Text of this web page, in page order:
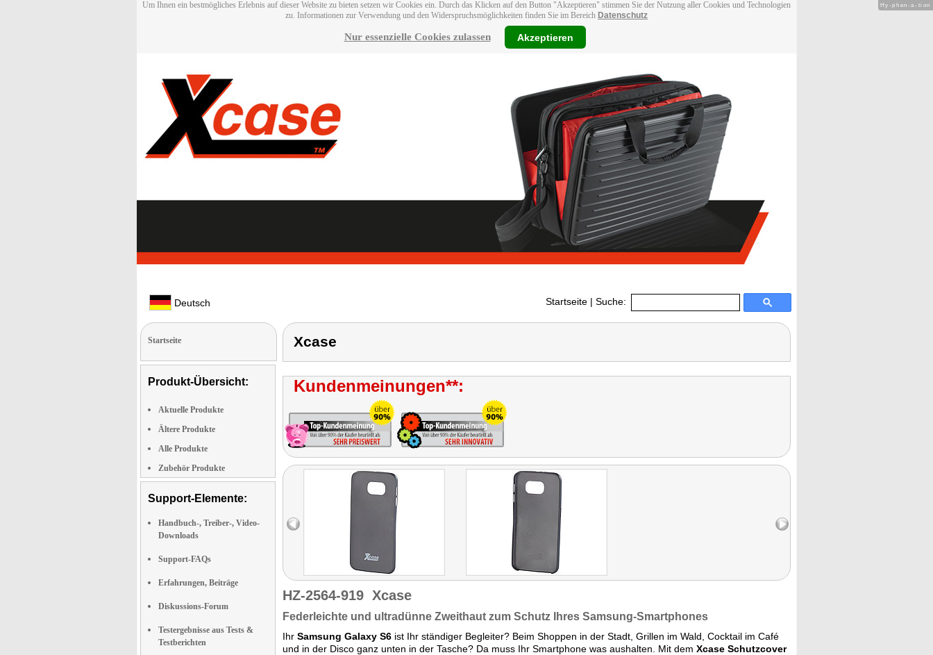
Um Ihnen ein bestmögliches Erlebnis auf dieser Website zu bieten setzen wir Cookies ein. Durch das Klicken auf den Button "Akzeptieren" stimmen Sie der Nutzung aller Cookies und Technologien
zu. Informationen zur Verwendung und den Widerspruchsmöglichkeiten finden Sie im Bereich Datenschutz
Nur essenzielle Cookies zulassen Akzeptieren
Deutsch Startseite | Suche:
Startseite
Produkt-Übersicht:
Aktuelle Produkte
Ältere Produkte
Alle Produkte
Zubehör Produkte
Support-Elemente:
Handbuch-, Treiber-, Video-
Downloads
Support-FAQs
Erfahrungen, Beiträge
Diskussions-Forum
Testergebnisse aus Tests &
Testberichten
Xcase
Kundenmeinungen**:
HZ-2564-919 Xcase
Federleichte und ultradünne Zweithaut zum Schutz Ihres Samsung-Smartphones
Ihr Samsung Galaxy S6 ist Ihr ständiger Begleiter? Beim Shoppen in der Stadt, Grillen im Wald, Cocktail im Café
und in der Disco ganz unten in der Tasche? Da muss Ihr Smartphone was aushalten. Mit dem Xcase Schutzcover
Hy-phen-a-tion